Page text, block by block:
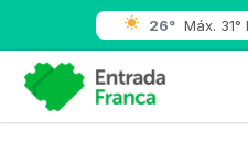
26° Máx. 31°